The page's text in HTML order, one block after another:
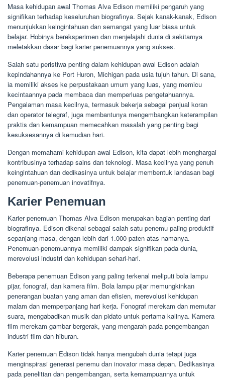
Masa kehidupan awal Thomas Alva Edison memiliki pengaruh yang
signifikan terhadap keseluruhan biografinya. Sejak kanak-kanak, Edison
menunjukkan keingintahuan dan semangat yang luar biasa untuk
belajar. Hobinya bereksperimen dan menjelajahi dunia di sekitarnya
meletakkan dasar bagi karier penemuannya yang sukses.
Salah satu peristiwa penting dalam kehidupan awal Edison adalah
kepindahannya ke Port Huron, Michigan pada usia tujuh tahun. Di sana,
ia memiliki akses ke perpustakaan umum yang luas, yang memicu
kecintaannya pada membaca dan memperluas pengetahuannya.
Pengalaman masa kecilnya, termasuk bekerja sebagai penjual koran
dan operator telegraf, juga membantunya mengembangkan keterampilan
praktis dan kemampuan memecahkan masalah yang penting bagi
kesuksesannya di kemudian hari.
Dengan memahami kehidupan awal Edison, kita dapat lebih menghargai
kontribusinya terhadap sains dan teknologi. Masa kecilnya yang penuh
keingintahuan dan dedikasinya untuk belajar membentuk landasan bagi
penemuan-penemuan inovatifnya.
Karier Penemuan
Karier penemuan Thomas Alva Edison merupakan bagian penting dari
biografinya. Edison dikenal sebagai salah satu penemu paling produktif
sepanjang masa, dengan lebih dari 1.000 paten atas namanya.
Penemuan-penemuannya memiliki dampak signifikan pada dunia,
merevolusi industri dan kehidupan sehari-hari.
Beberapa penemuan Edison yang paling terkenal meliputi bola lampu
pijar, fonograf, dan kamera film. Bola lampu pijar memungkinkan
penerangan buatan yang aman dan efisien, merevolusi kehidupan
malam dan memperpanjang hari kerja. Fonograf merekam dan memutar
suara, mengabadikan musik dan pidato untuk pertama kalinya. Kamera
film merekam gambar bergerak, yang mengarah pada pengembangan
industri film dan hiburan.
Karier penemuan Edison tidak hanya mengubah dunia tetapi juga
menginspirasi generasi penemu dan inovator masa depan. Dedikasinya
pada penelitian dan pengembangan, serta kemampuannya untuk